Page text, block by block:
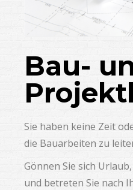
Bau-
Sie haben keine Zeit
die Bauarbeiten zu
Gönnen Sie sich
und betreten Sie nach